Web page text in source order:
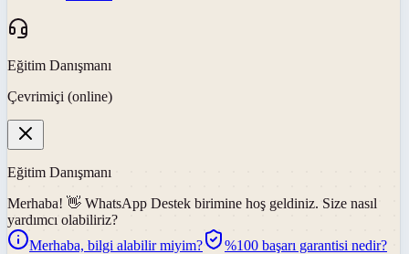
Eğitim Danışmanı
Çevrimiçi (online)
Eğitim Danışmanı
Merhaba! 👋 WhatsApp Destek birimine hoş geldiniz. Size nasıl
yardımcı olabiliriz?
Merhaba, bilgi alabilir miyim?
%100 başarı garantisi nedir?